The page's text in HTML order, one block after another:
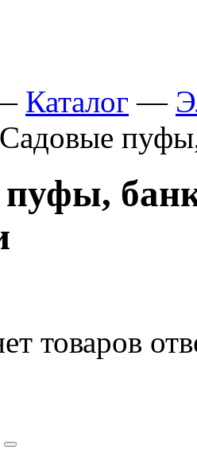
Каталог —
Садовые
товаров